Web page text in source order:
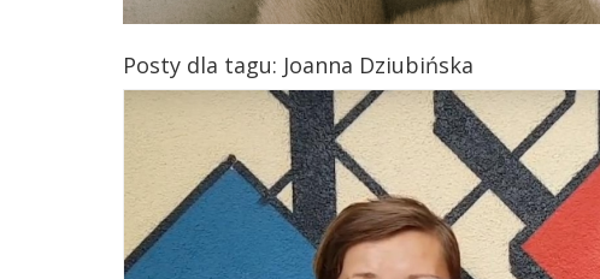
Posty dla tagu: Joanna Dziubińska